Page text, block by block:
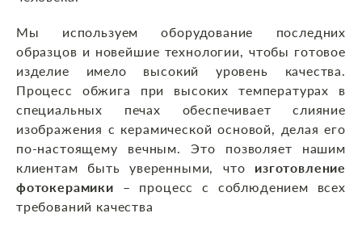
Мы используем оборудование последних
образцов и новейшие технологии, чтобы готовое
изделие имело высокий уровень качества.
Процесс обжига при высоких температурах в
специальных печах обеспечивает слияние
изображения с керамической основой, делая его
по-настоящему вечным. Это позволяет нашим
клиентам быть уверенными, что изготовление
фотокерамики – процесс с соблюдением всех
требований качества